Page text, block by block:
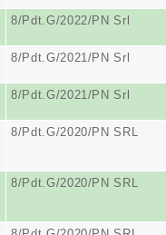
8/Pdt.G/2022/PN Srl
8/Pdt.G/2021/PN Srl
8/Pdt.G/2021/PN Srl
8/Pdt.G/2020/PN SRL
8/Pdt.G/2020/PN SRL